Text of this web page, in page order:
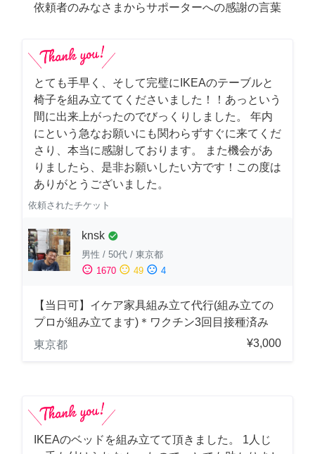
依頼者のみなさまからサポーターへの感謝の言葉
とても手早く、そして完璧にIKEAのテーブルと
椅子を組み立ててくださいました！！あっという
間に出来上がったのでびっくりしました。 年内
にという急なお願いにも関わらずすぐに来てくだ
さり、本当に感謝しております。 また機会があ
りましたら、是非お願いしたい方です！この度は
ありがとうございました。
依頼されたチケット
knsk check_circle
男性 / 50代 / 東京都
sentiment_satisfied 1670 sentiment_neutral 49 sentiment_dissatisfied 4
【当日可】イケア家具組み立て代行(組み立ての
プロが組み立てます)＊ワクチン3回目接種済み
東京都
¥3,000
IKEAのベッドを組み立てて頂きました。 1人じ